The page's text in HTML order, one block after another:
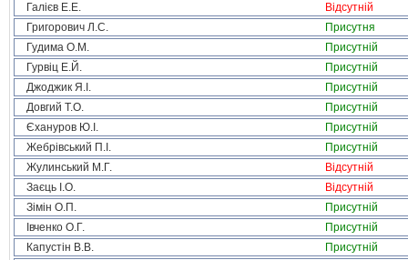
Галієв Е.Е.
Відсутній
Григорович Л.С.
Присутня
Гудима О.М.
Присутній
Гурвіц Е.Й.
Присутній
Джоджик Я.І.
Присутній
Довгий Т.О.
Присутній
Єхануров Ю.І.
Присутній
Жебрівський П.І.
Присутній
Жулинський М.Г.
Відсутній
Заєць І.О.
Відсутній
Зімін О.П.
Присутній
Івченко О.Г.
Присутній
Капустін В.В.
Присутній